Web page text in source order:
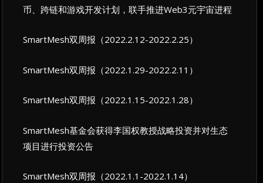
币、跨链和游戏开发计划，联手推进Web3元宇宙进程
SmartMesh双周报（2022.2.12-2022.2.25）
SmartMesh双周报（2022.1.29-2022.2.11）
SmartMesh双周报（2022.1.15-2022.1.28）
SmartMesh基金会获得李国权教授战略投资并对生态
项目进行投资公告
SmartMesh双周报（2022.1.1-2022.1.14）